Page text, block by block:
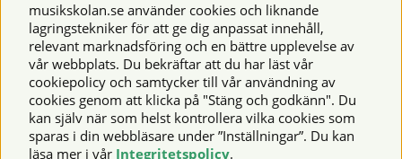
Säkra betalningar
© 2026 Musikskolan. Vi använder cookies -läs mer här
musikskolan.se använder cookies och liknande
lagringstekniker för att ge dig anpassat innehåll,
relevant marknadsföring och en bättre upplevelse av
vår webbplats. Du bekräftar att du har läst vår
cookiepolicy och samtycker till vår användning av
cookies genom att klicka på "Stäng och godkänn". Du
kan själv när som helst kontrollera vilka cookies som
sparas i din webbläsare under ”Inställningar”. Du kan
läsa mer i vår Integritetspolicy.